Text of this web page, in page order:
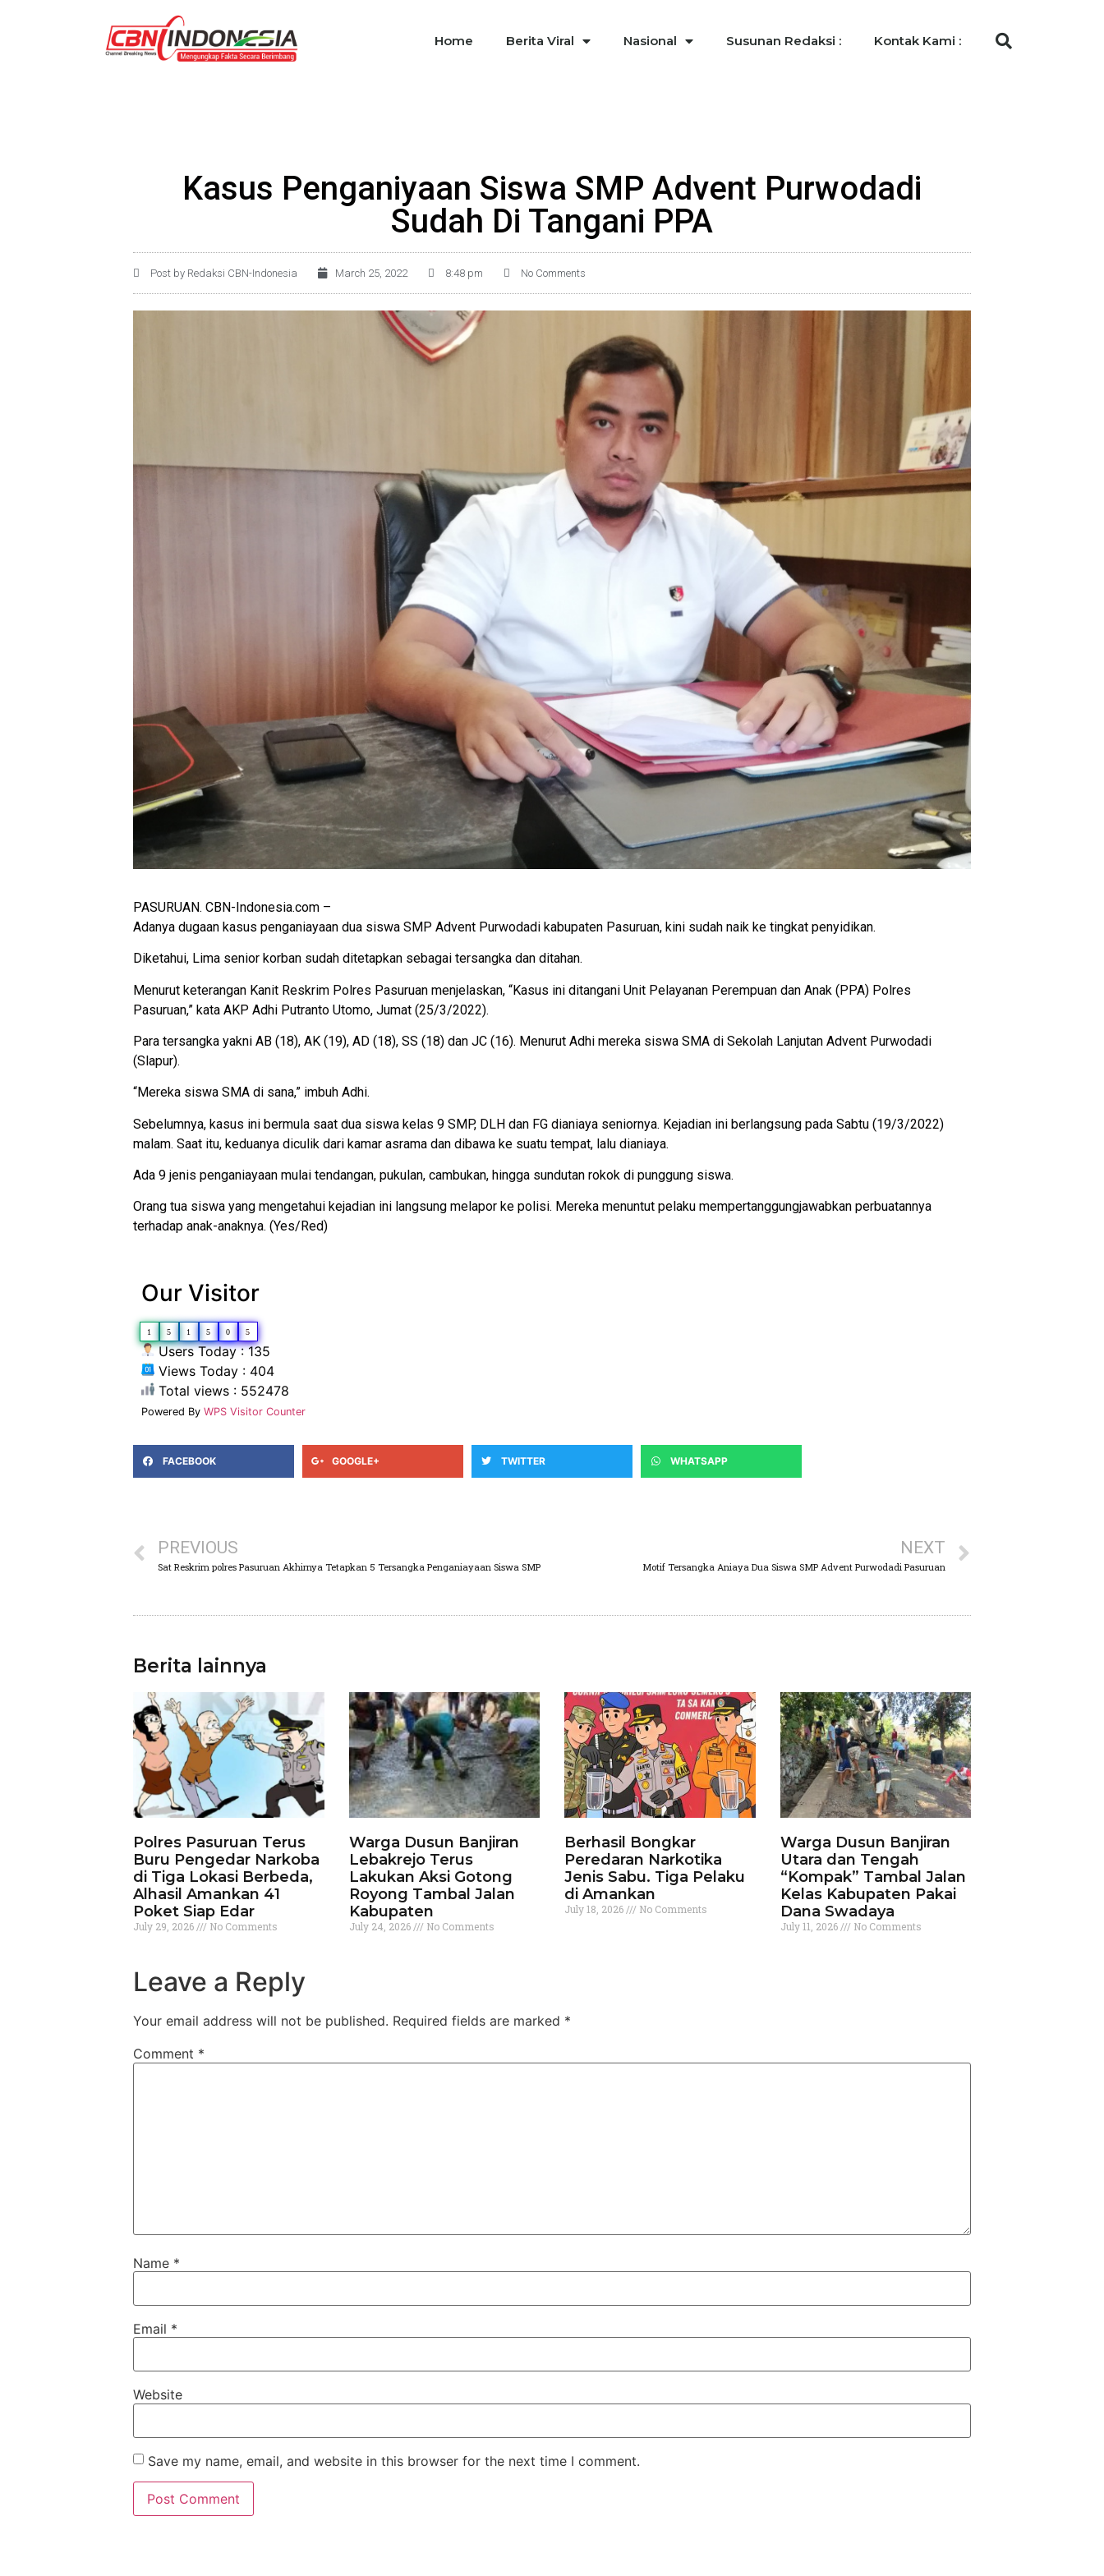
Home Berita Viral Nasional Susunan Redaksi : Kontak Kami :
Kasus Penganiyaan Siswa SMP Advent Purwodadi
Sudah Di Tangani PPA
Post by Redaksi CBN-Indonesia March 25, 2022 8:48 pm No Comments
PASURUAN. CBN-Indonesia.com –
Adanya dugaan kasus penganiayaan dua siswa SMP Advent Purwodadi kabupaten Pasuruan, kini sudah naik ke tingkat penyidikan.
Diketahui, Lima senior korban sudah ditetapkan sebagai tersangka dan ditahan.
Menurut keterangan Kanit Reskrim Polres Pasuruan menjelaskan, “Kasus ini ditangani Unit Pelayanan Perempuan dan Anak (PPA) Polres
Pasuruan,” kata AKP Adhi Putranto Utomo, Jumat (25/3/2022).
Para tersangka yakni AB (18), AK (19), AD (18), SS (18) dan JC (16). Menurut Adhi mereka siswa SMA di Sekolah Lanjutan Advent Purwodadi
(Slapur).
“Mereka siswa SMA di sana,” imbuh Adhi.
Sebelumnya, kasus ini bermula saat dua siswa kelas 9 SMP, DLH dan FG dianiaya seniornya. Kejadian ini berlangsung pada Sabtu (19/3/2022)
malam. Saat itu, keduanya diculik dari kamar asrama dan dibawa ke suatu tempat, lalu dianiaya.
Ada 9 jenis penganiayaan mulai tendangan, pukulan, cambukan, hingga sundutan rokok di punggung siswa.
Orang tua siswa yang mengetahui kejadian ini langsung melapor ke polisi. Mereka menuntut pelaku mempertanggungjawabkan perbuatannya
terhadap anak-anaknya. (Yes/Red)
Our Visitor
1 5 1 5 0 5
Users Today : 135
Views Today : 404
Total views : 552478
Powered By WPS Visitor Counter
FACEBOOK GOOGLE+ TWITTER WHATSAPP
PREVIOUS
Sat Reskrim polres Pasuruan Akhirnya Tetapkan 5 Tersangka Penganiayaan Siswa SMP
NEXT
Motif Tersangka Aniaya Dua Siswa SMP Advent Purwodadi Pasuruan
Berita lainnya
Polres Pasuruan Terus
Buru Pengedar Narkoba
di Tiga Lokasi Berbeda,
Alhasil Amankan 41
Poket Siap Edar
July 29, 2026 No Comments
Warga Dusun Banjiran
Lebakrejo Terus
Lakukan Aksi Gotong
Royong Tambal Jalan
Kabupaten
July 24, 2026 No Comments
Berhasil Bongkar
Peredaran Narkotika
Jenis Sabu. Tiga Pelaku
di Amankan
July 18, 2026 No Comments
Warga Dusun Banjiran
Utara dan Tengah
“Kompak” Tambal Jalan
Kelas Kabupaten Pakai
Dana Swadaya
July 11, 2026 No Comments
Leave a Reply
Your email address will not be published. Required fields are marked *
Comment *
Name *
Email *
Website
Save my name, email, and website in this browser for the next time I comment.